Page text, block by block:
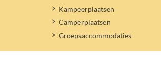
Kampeerplaatsen
Camperplaatsen
Groepsaccommodaties